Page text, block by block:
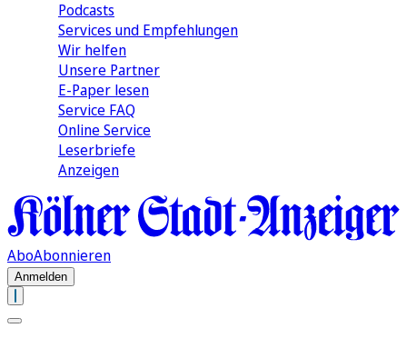
Podcasts
Services und Empfehlungen
Wir helfen
Unsere Partner
E-Paper lesen
Service FAQ
Online Service
Leserbriefe
Anzeigen
AboAbonnieren
Anmelden